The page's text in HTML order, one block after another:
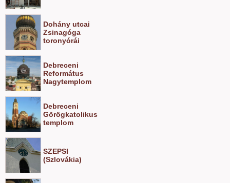
Dohány utcai
Zsinagóga
toronyórái
Debreceni
Református
Nagytemplom
Debreceni
Görögkatolikus
templom
SZEPSI
(Szlovákia)